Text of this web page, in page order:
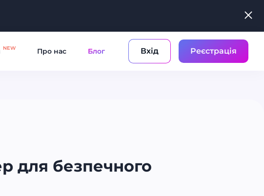
NEW Про нас Блог Вхід Реєстрація
для безпечного